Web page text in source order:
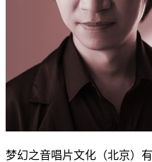
梦幻之音唱片文化（北京）